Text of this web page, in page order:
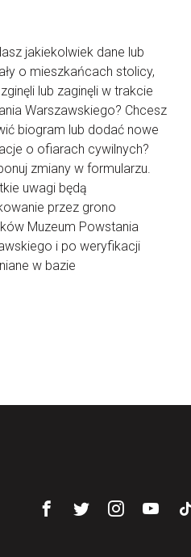
jakiekolwiek dane lub
o mieszkańcach stolicy,
lub zaginęli w trakcie
Warszawskiego? Chcesz
biogram lub dodać nowe
o ofiarach cywilnych?
zmiany w formularzu.
uwagi będą
przez grono
Muzeum Powstania
i po weryfikacji
w bazie